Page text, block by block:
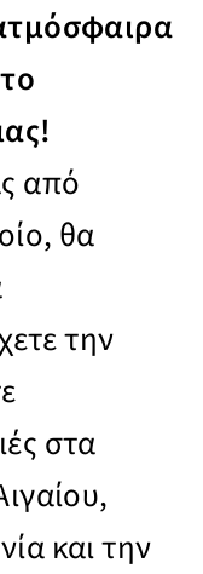
από
θα
την
στα
και την